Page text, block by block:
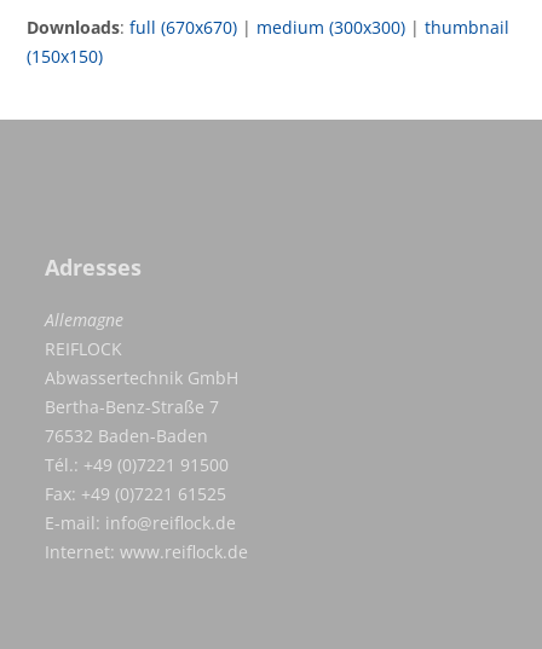
Downloads:full (670x670) | medium (300x300) |thumbnail
(150x150)
Adresses
Allemagne
REIFLOCK
Abwassertechnik GmbH
Bertha-Benz-Straße 7
76532 Baden-Baden
Tél.: +49 (0)7221 91500
Fax: +49 (0)7221 61525
E-mail: info@reiflock.de
Internet:www.reiflock.de